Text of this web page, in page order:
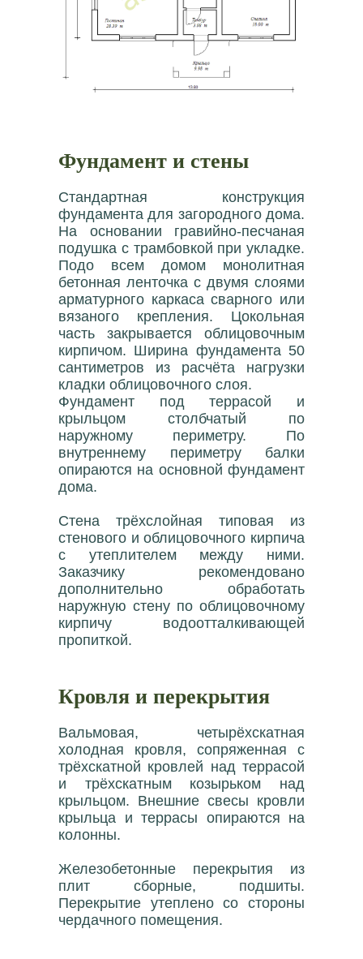
Фундамент и стены
Стандартная конструкция
фундамента для загородного дома.
На основании гравийно-песчаная
подушка с трамбовкой при укладке.
Подо всем домом монолитная
бетонная ленточка с двумя слоями
арматурного каркаса сварного или
вязаного крепления. Цокольная
часть закрывается облицовочным
кирпичом. Ширина фундамента 50
сантиметров из расчёта нагрузки
кладки облицовочного слоя.
Фундамент под террасой и
крыльцом столбчатый по
наружному периметру. По
внутреннему периметру балки
опираются на основной фундамент
дома.
Стена трёхслойная типовая из
стенового и облицовочного кирпича
с утеплителем между ними.
Заказчику рекомендовано
дополнительно обработать
наружную стену по облицовочному
кирпичу водоотталкивающей
пропиткой.
Кровля и перекрытия
Вальмовая, четырёхскатная
холодная кровля, сопряженная с
трёхскатной кровлей над террасой
и трёхскатным козырьком над
крыльцом. Внешние свесы кровли
крыльца и террасы опираются на
колонны.
Железобетонные перекрытия из
плит сборные, подшиты.
Перекрытие утеплено со стороны
чердачного помещения.